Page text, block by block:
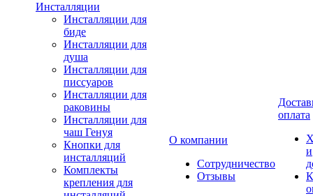
Инсталляции
Инсталляции для
биде
Инсталляции для
душа
Инсталляции для
писсуаров
Инсталляции для
раковины
Инсталляции для
чаш Генуя
Кнопки для
инсталляций
Комплекты
крепления для
О компании
Сотрудничество
Отзывы
оплата
и